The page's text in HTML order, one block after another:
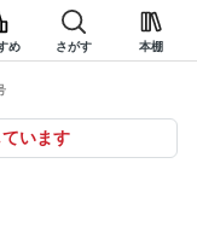
め さがす 本棚
います